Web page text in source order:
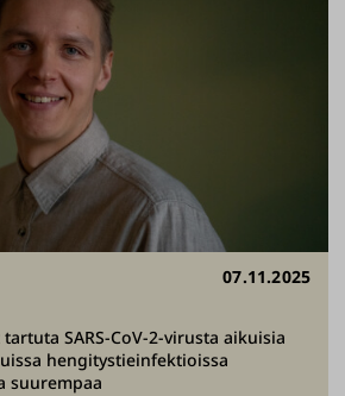
07.11.2025
SARS-CoV-2-virusta aikuisia
hengitystieinfektioissa
suurempaa